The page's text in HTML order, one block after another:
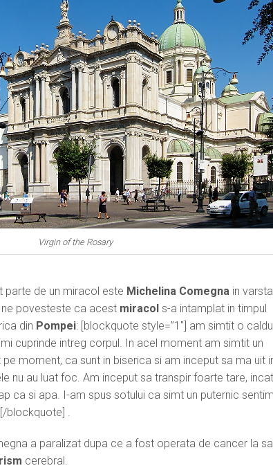
Virgin of the Rosary
parte de un miracol este Michelina Comegna in
povesteste ca acest miracol s-a intamplat in timpul
din Pompei: [blockquote style=”1″] am simtit o
cuprinde intreg corpul. In acel moment am simtit un
moment, ca sunt in biserica si am inceput sa ma uit
nu au luat foc. Am inceput sa transpir foarte tare,
ca si apa. I-am spus sotului ca simt un puternic
.
a paralizat dupa ce a fost operata de cancer la
cerebral.